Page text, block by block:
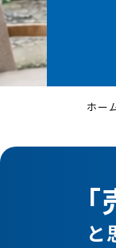
ホー
と